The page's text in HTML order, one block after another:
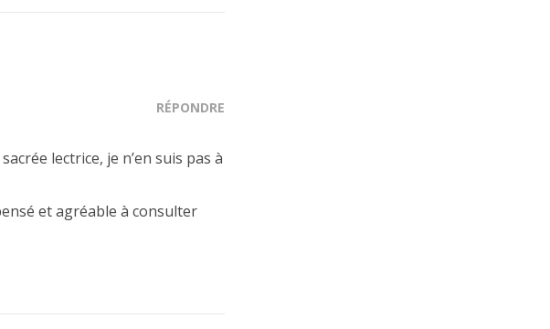
RÉPONDRE
lectrice, je n’en suis pas à
et agréable à consulter